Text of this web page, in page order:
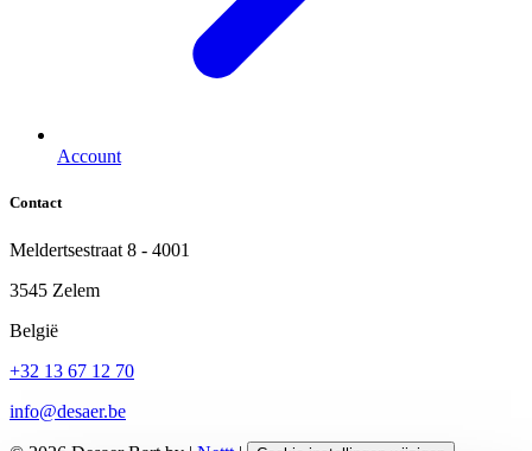
Account
Contact
Meldertsestraat 8 - 4001
3545 Zelem
België
+32 13 67 12 70
info@desaer.be